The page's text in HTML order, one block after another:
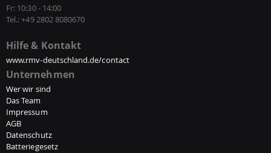
Fr: 10:30 - 14:00
Tel.: +49 2802 8080670
Hilfe & Kontakt
www.rmv-deutschland.de/contact
Unternehmen
Wer wir sind
Das Team
Impressum
AGB
Datenschutz
Batteriegesetz